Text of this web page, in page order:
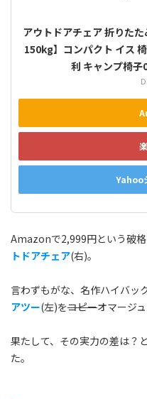
アウトドアチェア 折りた
150kg】コンパクト イス
利 キャンプ椅
Yahoo
Amazonで2,999円という破格
トドアチェア(右)。
言わずもがな、名作ハイバッ
アツー(左)をコピーオマージ
果たして、その実力の差は？
た。